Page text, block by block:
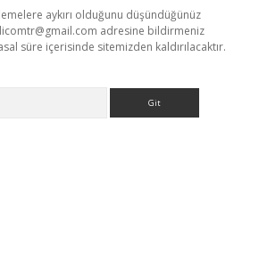
aykırı olduğunu düşündüğünüz
adresine bildirmeniz
süre içerisinde sitemizden kaldırılacaktır.